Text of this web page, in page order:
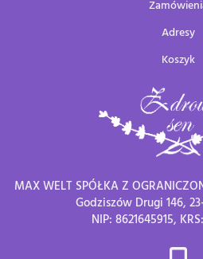
Adresy
Koszyk
MAX WELT SPÓŁKA Z
Godziszów Drugi 146,
NIP: 8621645915,